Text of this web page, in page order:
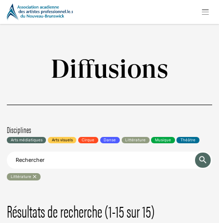
Diffusions
Disciplines
Arts médiatiques Arts visuels Cirque Danse Littérature Musique Théâtre
search
Littérature clear
Résultats de recherche (1-15 sur 15)